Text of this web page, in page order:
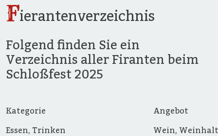
Fierantenverzeichnis
Folgend finden Sie ein
Verzeichnis aller Firanten beim
Schloßfest 2025
Kategorie
Angebot
Essen, Trinken
Wein,